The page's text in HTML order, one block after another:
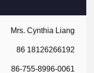
Mrs. Cynthia Liang
86 18126266192
86-755-8996-0061